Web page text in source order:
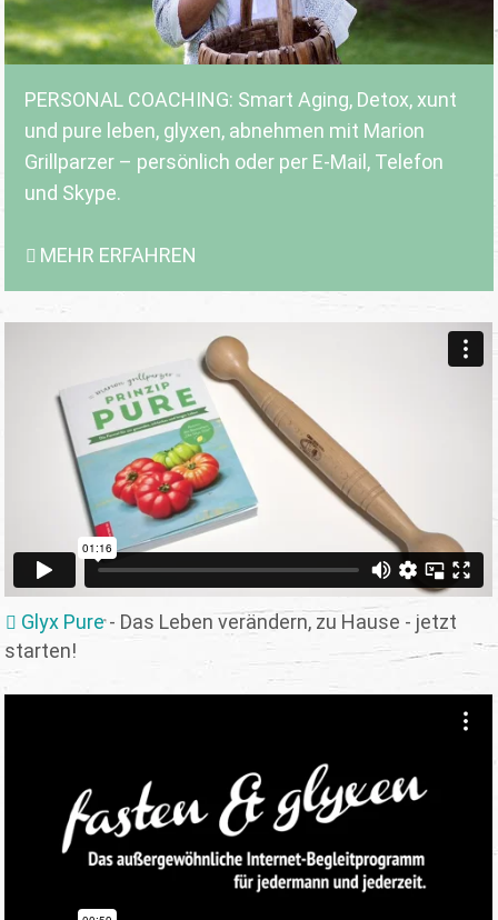
PERSONAL COACHING: Smart Aging, Detox, xunt
und pure leben, glyxen, abnehmen mit Marion
Grillparzer – persönlich oder per E-Mail, Telefon
und Skype.
MEHR ERFAHREN
Glyx Pure- Das Leben verändern, zu Hause - jetzt
starten!